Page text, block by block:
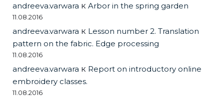
andreeva.varwara к Arbor in the spring garden
11.08.2016
andreeva.varwara к Lesson number 2. Translation
pattern on the fabric. Edge processing
11.08.2016
andreeva.varwara к Report on introductory online
embroidery classes.
11.08.2016